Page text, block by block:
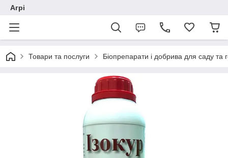
Агрі
Товари та послуги Біопрепарати і добрива для саду та